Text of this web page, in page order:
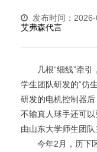
发布时间：
艾弗森代言
几根“细线”牵引
学生团队研发的“仿
研发的电机控制器
不输真人球手还可
由山东大学师生团队
今年2月，历下区